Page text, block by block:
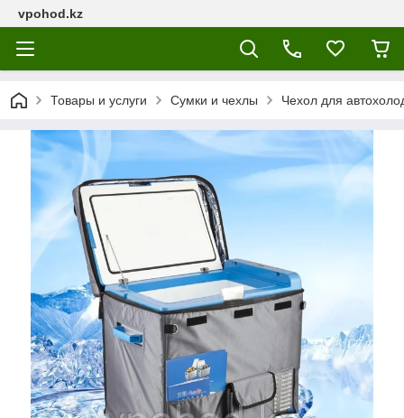
vpohod.kz
Товары и услуги Сумки и чехлы Чехол для